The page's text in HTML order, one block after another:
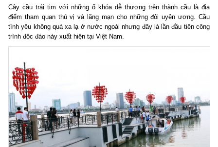
Cây cầu trái tim với những ổ khóa dễ thương trên thành cầu là địa
điểm tham quan thú vị và lãng mạn cho những đôi uyên ương. Cầu
tình yêu không quá xa lạ ở nước ngoài nhưng đây là lần đầu tiên công
trình độc đáo này xuất hiện tại Việt Nam.